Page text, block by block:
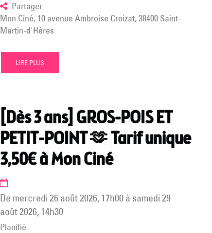
Partager
Mon Ciné, 10 avenue Ambroise Croizat, 38400 Saint-
Martin-d'Hères
LIRE PLUS
[Dès 3 ans] GROS-POIS ET
PETIT-POINT 🫶 Tarif unique
3,50€ à Mon Ciné
de mercredi 26 août 2026, 17h00 à samedi 29
août 2026, 14h30
Planifié